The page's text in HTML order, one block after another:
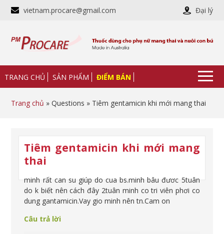
vietnam.procare@gmail.com Đại lý
TRANG CHỦ SẢN PHẨM ĐIỂM BÁN
Trang chủ » Questions » Tiêm gentamicin khi mới mang thai
Tiêm gentamicin khi mới mang
thai
minh rất can su giúp do cua bs.minh bâu đươc 5tuân
do k biết nên cách đây 2tuân minh co tri viên phơi co
dung gantamicin.Vay gio minh nên tn.Cam on
Câu trả lời